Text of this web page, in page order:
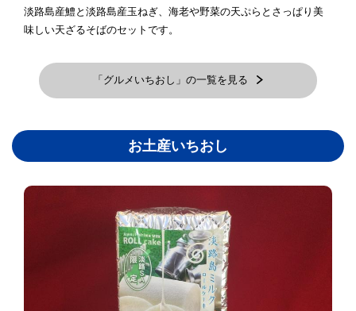
淡路島産鱧と淡路島産玉ねぎ、海老や野菜の天ぷらとさっぱり美
味しい天ざるそばのセットです。
「グルメいちおし」の一覧を見る
お土産いちおし